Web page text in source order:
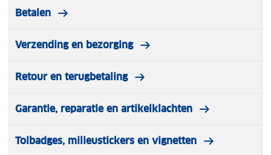
Betalen
Verzending en bezorging
Retour en terugbetaling
Garantie, reparatie en artikelklachten
Tolbadges, milieustickers en vignetten